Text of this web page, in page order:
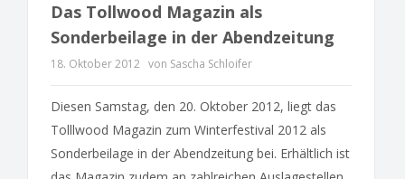
Das Tollwood Magazin als
Sonderbeilage in der Abendzeitung
18. Oktober 2012 von Sascha Schloifer
Diesen Samstag, den 20. Oktober 2012, liegt das
Tolllwood Magazin zum Winterfestival 2012 als
Sonderbeilage in der Abendzeitung bei. Erhältlich ist